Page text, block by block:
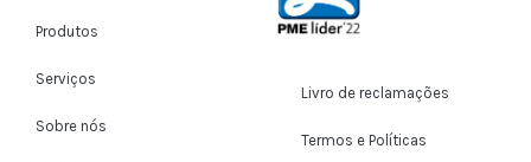
Produtos
Serviços
Sobre nós
Livro de reclamações
Termos e Políticas